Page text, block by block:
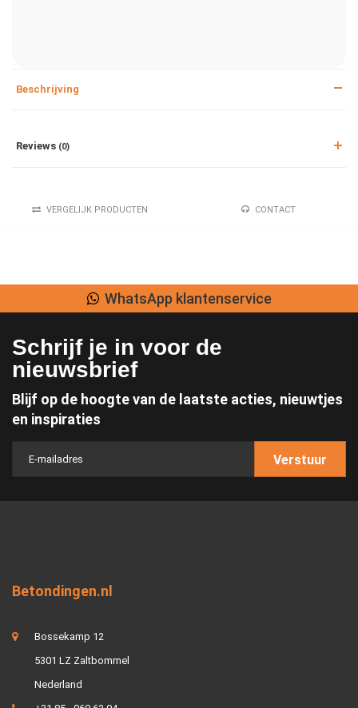
Beschrijving
Reviews (0)
VERGELIJK PRODUCTEN CONTACT
Lage
Schrijf je in voor de
nieuwsbrief
Blijf op de hoogte van de laatste acties, nieuwtjes
en inspiraties
Verstuur
Betondingen.nl
Bossekamp 12
5301 LZ Zaltbommel
Nederland